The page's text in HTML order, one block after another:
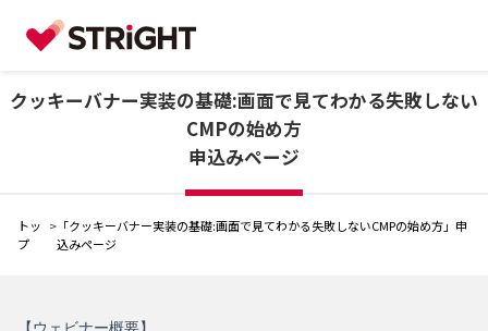
クッキーバナー実装の基礎:画面で見てわかる失敗しない
CMPの始め方
申込みページ
トッ
プ
> 「クッキーバナー実装の基礎:画面で見てわかる失敗しないCMPの始め方」申
込みページ